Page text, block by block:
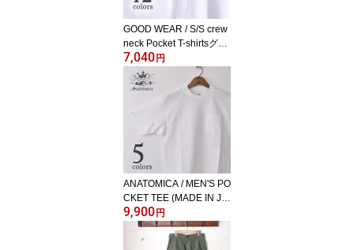
GOOD WEAR / S/S crew
neck Pocket T-shirtsグッ
ドウェア / 半袖 クルーネ
ックポケットTシャツ / 日
本正規代理店 ソーズカン
対応]《S-20》
7,040円
ANATOMICA / MEN'S PO
CKET TEE (MADE IN JA
PAN) アナトミカ / メンズ
ポケットTシャツ (日本
製) 全7色[ネコポス対応]
9,900円